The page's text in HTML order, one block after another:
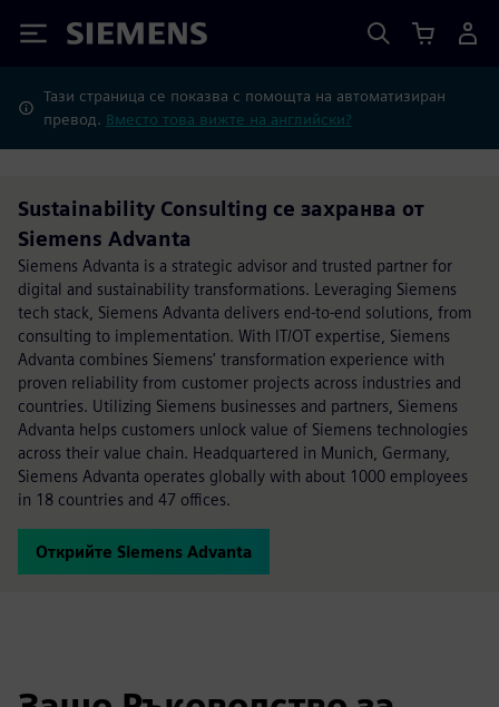
Siemens
Тази страница се показва с помощта на автоматизиран
превод. Вместо това вижте на английски?
Sustainability Consulting се захранва от
Siemens Advanta
Siemens Advanta is a strategic advisor and trusted partner for
digital and sustainability transformations. Leveraging Siemens
tech stack, Siemens Advanta delivers end-to-end solutions, from
consulting to implementation. With IT/OT expertise, Siemens
Advanta combines Siemens' transformation experience with
proven reliability from customer projects across industries and
countries. Utilizing Siemens businesses and partners, Siemens
Advanta helps customers unlock value of Siemens technologies
across their value chain. Headquartered in Munich, Germany,
Siemens Advanta operates globally with about 1000 employees
in 18 countries and 47 offices.
Открийте Siemens Advanta